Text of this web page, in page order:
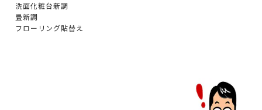
洗面化粧台新調
畳新調
フローリング貼替え